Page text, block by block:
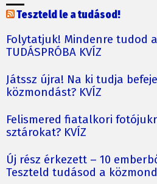
Teszteld le a tudásod!
Folytatjuk! Mindenre tudod
TUDÁSPRÓBA KVÍZ
Játssz újra! Na ki tudja
közmondást? KVÍZ
Felismered fiatalkori
sztárokat? KVÍZ
Új rész érkezett – 10
Teszteld tudásod a